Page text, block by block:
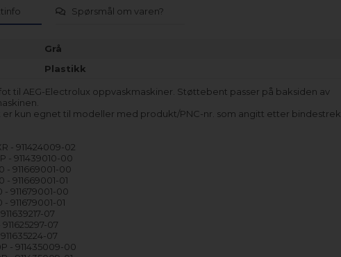
Spørsmål om varen?
Grå
Plastikk
til AEG-Electrolux oppvaskmaskiner. Støttebent passer på baksiden av
kun egnet til modeller med produkt/PNC-nr. som angitt etter bindestrek.
- 911424009-02
- 911439010-00
- 911669001-00
- 911669001-01
911679001-00
911679001-01
07
07
07
- 911435009-00